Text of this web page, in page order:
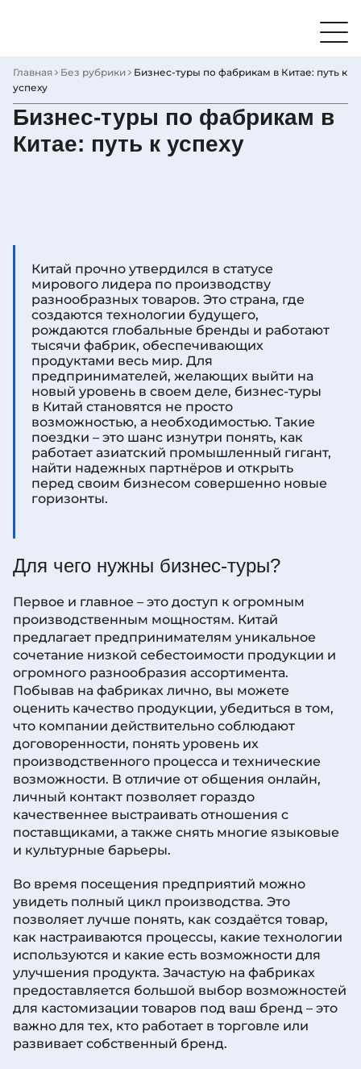
Главная Без рубрики
Бизнес-туры по фабрикам в Китае: путь к
успеху
Бизнес-туры по фабрикам в
Китае: путь к успеху
Китай прочно утвердился в статусе
мирового лидера по производству
разнообразных товаров. Это страна, где
создаются технологии будущего,
рождаются глобальные бренды и работают
тысячи фабрик, обеспечивающих
продуктами весь мир. Для
предпринимателей, желающих выйти на
новый уровень в своем деле, бизнес-туры
в Китай становятся не просто
возможностью, а необходимостью. Такие
поездки – это шанс изнутри понять, как
работает азиатский промышленный гигант,
найти надежных партнёров и открыть
перед своим бизнесом совершенно новые
горизонты.
Для чего нужны бизнес-туры?
Первое и главное – это доступ к огромным
производственным мощностям. Китай
предлагает предпринимателям уникальное
сочетание низкой себестоимости продукции и
огромного разнообразия ассортимента.
Побывав на фабриках лично, вы можете
оценить качество продукции, убедиться в том,
что компании действительно соблюдают
договоренности, понять уровень их
производственного процесса и технические
возможности. В отличие от общения онлайн,
личный контакт позволяет гораздо
качественнее выстраивать отношения с
поставщиками, а также снять многие языковые
и культурные барьеры.
Во время посещения предприятий можно
увидеть полный цикл производства. Это
позволяет лучше понять, как создаётся товар,
как настраиваются процессы, какие технологии
используются и какие есть возможности для
улучшения продукта. Зачастую на фабриках
предоставляется большой выбор возможностей
для кастомизации товаров под ваш бренд – это
важно для тех, кто работает в торговле или
развивает собственный бренд.